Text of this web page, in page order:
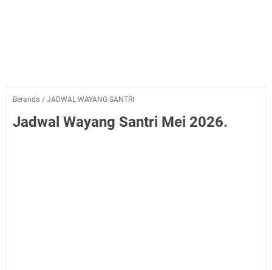
Beranda / JADWAL WAYANG SANTRI
Jadwal Wayang Santri Mei 2026.